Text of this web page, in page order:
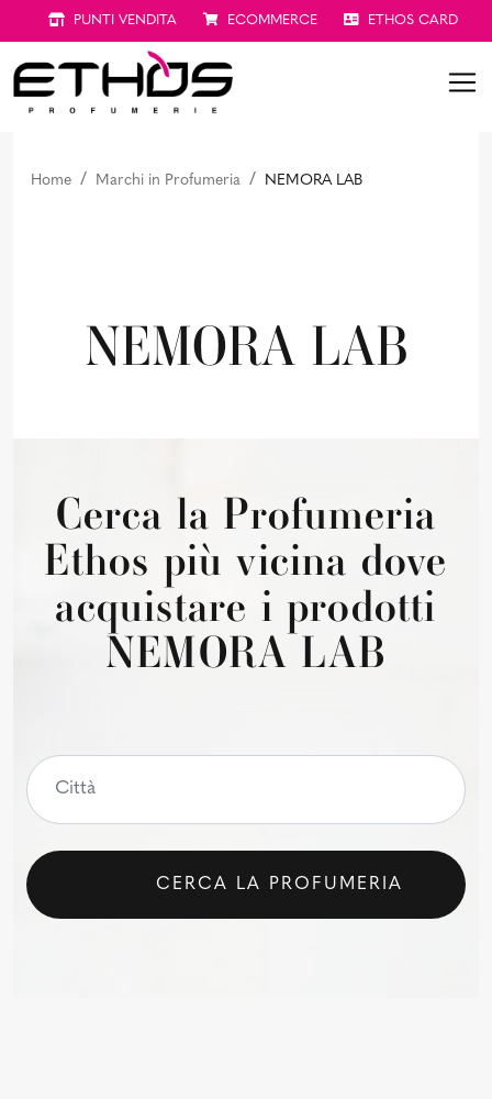
PUNTI VENDITA ECOMMERCE ETHOS CARD
Home Marchi in Profumeria NEMORA LAB
NEMORA LAB
Cerca la Profumeria
Ethos più vicina dove
acquistare i prodotti
NEMORA LAB
CERCA LA PROFUMERIA